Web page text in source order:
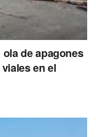
de apagones
en el